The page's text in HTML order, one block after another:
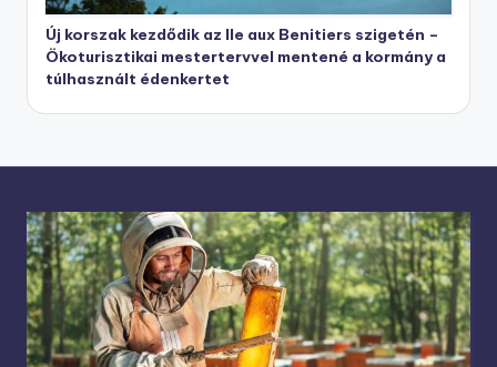
Új korszak kezdődik az Ile aux Benitiers szigetén –
Ökoturisztikai mestertervvel mentené a kormány a
túlhasznált édenkertet